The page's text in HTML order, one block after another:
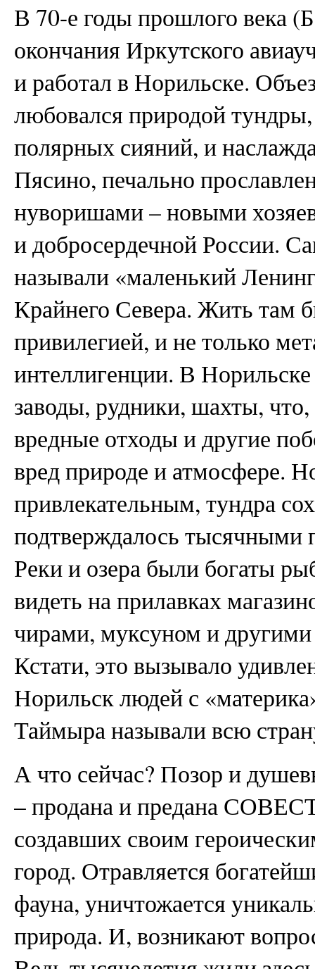
В 70-е годы прошлого века
окончания Иркутского
и работал в Норильске.
любовался природой
полярных сияний, и
Пясино, печально
нуворишами – новыми
и добросердечной России.
называли «маленький
Крайнего Севера. Жить там
привилегией, и не только
интеллигенции. В
заводы, рудники, шахты, что,
вредные отходы и другие
вред природе и атмосфере.
привлекательным, тундра
подтверждалось тысячными
Реки и озера были богаты
видеть на прилавках
чирами, муксуном и
Кстати, это вызывало
Норильск людей с
Таймыра называли всю
А что сейчас? Позор и
– продана и предана
создавших своим
город. Отравляется
фауна, уничтожается
природа. И, возникают